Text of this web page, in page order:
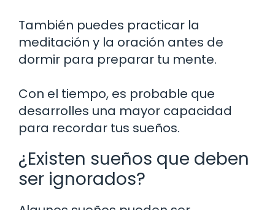
También puedes practicar la
meditación y la oración antes de
dormir para preparar tu mente.
Con el tiempo, es probable que
desarrolles una mayor capacidad
para recordar tus sueños.
¿Existen sueños que deben
ser ignorados?